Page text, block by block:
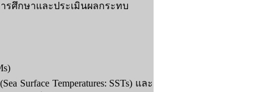
ศึกษาและประเมินผลกระทบ
Temperatures: SSTs) และ